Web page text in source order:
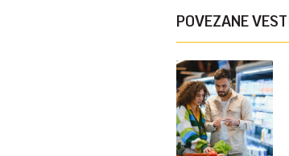
POVEZANE VESTI